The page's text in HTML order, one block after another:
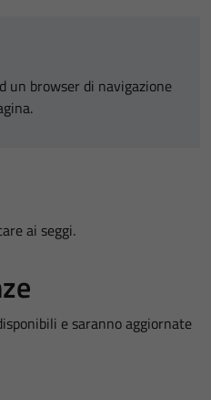
un browser di navigazione
ai seggi.
e saranno aggiornate